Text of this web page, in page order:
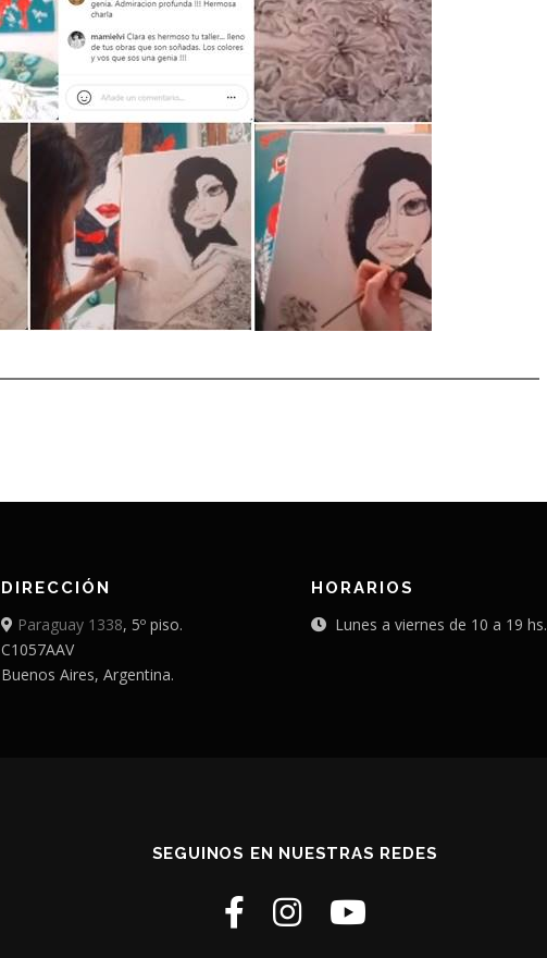
DIRECCIÓN
Paraguay 1338, 5º piso.
C1057AAV
Buenos Aires, Argentina.
HORARIOS
Lunes a viernes de 10 a 19 hs.
SEGUINOS EN NUESTRAS REDES